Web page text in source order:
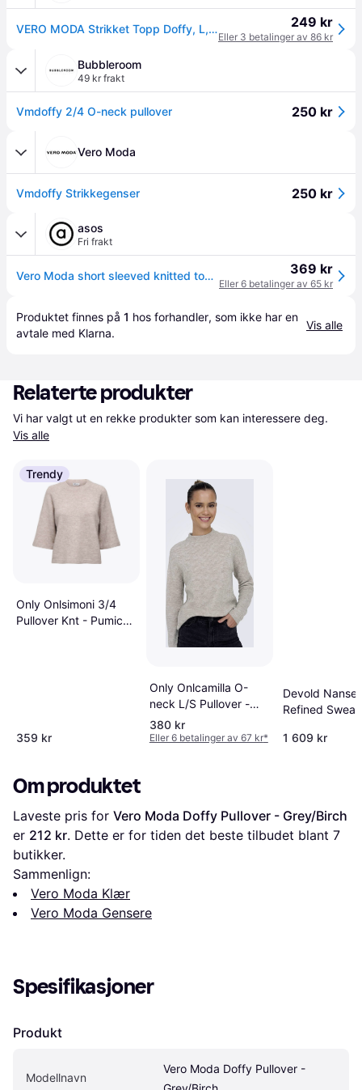
VERO MODA Strikket Topp Doffy, L, VERO MODA Topp Beige L 249 kr
Eller 3 betalinger av 86 kr
Bubbleroom
49 kr frakt
Vmdoffy 2/4 O-neck pullover 250 kr
Vero Moda
Vmdoffy Strikkegenser 250 kr
asos
Fri frakt
Vero Moda short sleeved knitted top in cream melange-White 369 kr
Eller 6 betalinger av 65 kr
Produktet finnes på 1 hos forhandler, som ikke har en
avtale med Klarna.
Vis alle
Relaterte produkter
Vis alle
Trendy
Only Onlsimoni 3/4
Pullover Knt - Pumice
359 kr
Only Onlcamilla O-
neck L/S Pullover -
Grå
380 kr
Eller 6 betalinger av 67 kr*
Devold
Refined
1 609 kr
Om produktet
Laveste pris for Vero Moda Doffy Pullover - Grey/Birch
er 212 kr. Dette er for tiden det beste tilbudet blant 7
butikker.
Sammenlign:
Vero Moda Klær
Vero Moda Gensere
Spesifikasjoner
Produkt
Modellnavn
Vero Moda Doffy Pullover -